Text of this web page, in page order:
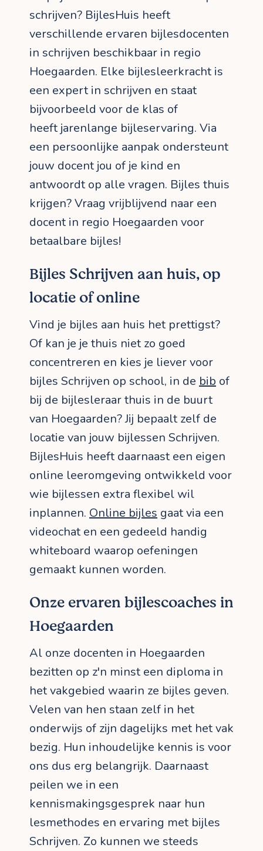
schrijven? BijlesHuis heeft
verschillende ervaren bijlesdocenten
in schrijven beschikbaar in regio
Hoegaarden. Elke bijlesleerkracht is
een expert in schrijven en staat
bijvoorbeeld voor de klas of
heeft jarenlange bijleservaring. Via
een persoonlijke aanpak ondersteunt
jouw docent jou of je kind en
antwoordt op alle vragen. Bijles thuis
krijgen? Vraag vrijblijvend naar een
docent in regio Hoegaarden voor
betaalbare bijles!
Bijles Schrijven aan huis, op
locatie of online
Vind je bijles aan huis het prettigst?
Of kan je je thuis niet zo goed
concentreren en kies je liever voor
bijles Schrijven op school, in de bib of
bij de bijlesleraar thuis in de buurt
van Hoegaarden? Jij bepaalt zelf de
locatie van jouw bijlessen Schrijven.
BijlesHuis heeft daarnaast een eigen
online leeromgeving ontwikkeld voor
wie bijlessen extra flexibel wil
inplannen. Online bijles gaat via een
videochat en een gedeeld handig
whiteboard waarop oefeningen
gemaakt kunnen worden.
Onze ervaren bijlescoaches in
Hoegaarden
Al onze docenten in Hoegaarden
bezitten op z'n minst een diploma in
het vakgebied waarin ze bijles geven.
Velen van hen staan zelf in het
onderwijs of zijn dagelijks met het vak
bezig. Hun inhoudelijke kennis is voor
ons dus erg belangrijk. Daarnaast
peilen we in een
kennismakingsgesprek naar hun
lesmethodes en ervaring met bijles
Schrijven. Zo kunnen we steeds